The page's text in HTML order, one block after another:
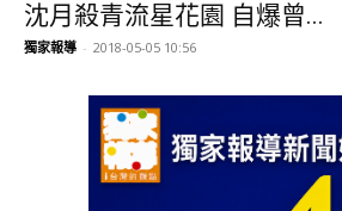
沈月殺青流星花園 自爆曾...
獨家報導 - 2018-05-05 10:56